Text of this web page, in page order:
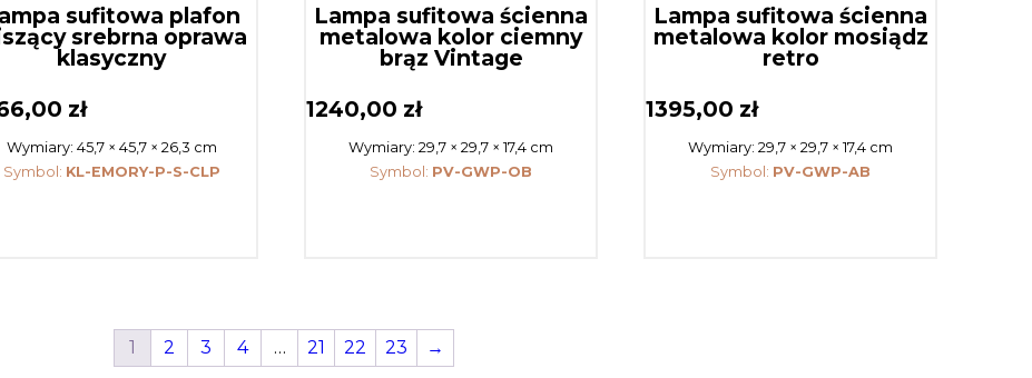
sufitowa plafon
srebrna oprawa
klasyczny
zł
Wymiary: 45,7 × 45,7 × 26,3 cm
Symbol: KL-EMORY-P-S-CLP
Lampa sufitowa ścienna
metalowa kolor ciemny
brąz Vintage
1240,00 zł
Wymiary:29,7 × 29,7 × 17,4 cm
Symbol: PV-GWP-OB
Lampa sufitowa ścienna
metalowa kolor mosiądz
retro
1395,00 zł
Wymiary:29,7 × 29,7 × 17,4 cm
Symbol: PV-GWP-AB
1 2 3 4 … 21 22 23 →